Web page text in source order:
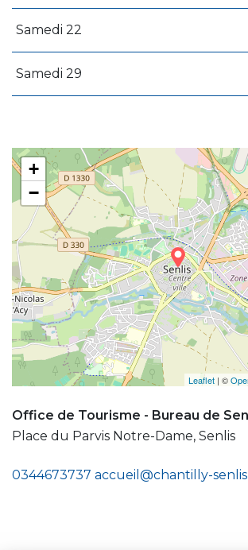
Samedi 22
Samedi 29
+
−
Leaflet | ©
Office de Tourisme - Bureau de
Place du Parvis Notre-Dame, Senlis
0344673737 accueil@chantilly-